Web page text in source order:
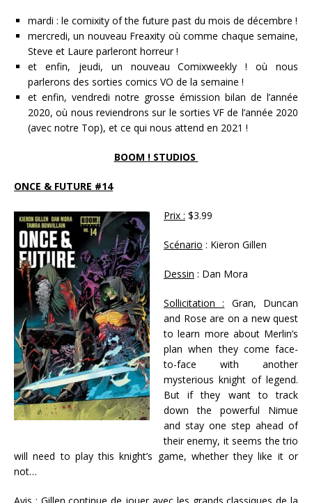
mardi : le comixity of the future past du mois de décembre !
mercredi, un nouveau Freaxity où comme chaque semaine,
Steve et Laure parleront horreur !
et enfin, jeudi, un nouveau Comixweekly ! où nous
parlerons des sorties comics VO de la semaine !
et enfin, vendredi notre grosse émission bilan de l’année
2020, où nous reviendrons sur le sorties VF de l’année 2020
(avec notre Top), et ce qui nous attend en 2021 !
BOOM ! STUDIOS
ONCE & FUTURE #14
Prix : $3.99
Scénario : Kieron Gillen
Dessin : Dan Mora
Sollicitation : Gran, Duncan
and Rose are on a new quest
to learn more about Merlin’s
plan when they come face-
to-face with another
mysterious knight of legend.
But if they want to track
down the powerful Nimue
and stay one step ahead of
their enemy, it seems the trio
will need to play this knight’s game, whether they like it or
not…